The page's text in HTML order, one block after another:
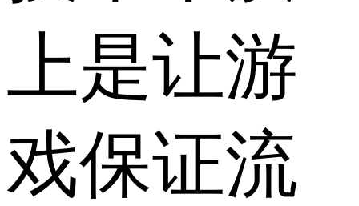
上是让游
戏保证流